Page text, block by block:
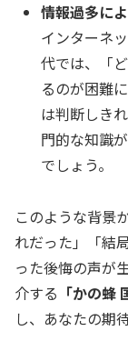
情報過多に
インターネ
代では、「
るのが困難
は判断しき
門的な知識
でしょう。
このような背景
れだった」「結
った後悔の声が
介する 「かの蜂
し、あなたの期